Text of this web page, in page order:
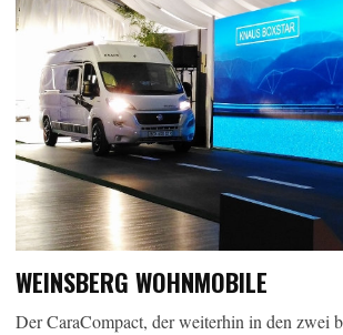
WEINSBERG WOHNMOBILE
Der CaraCompact, der weiterhin in den zwei